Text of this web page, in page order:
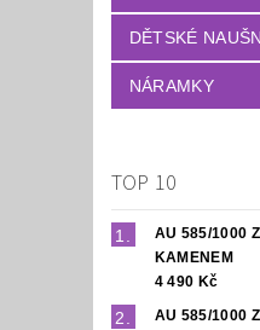
DĚTSKÉ
NÁRAMKY
TOP 10
AU 585/1000
KAMENEM
4 490 Kč
AU 585/1000